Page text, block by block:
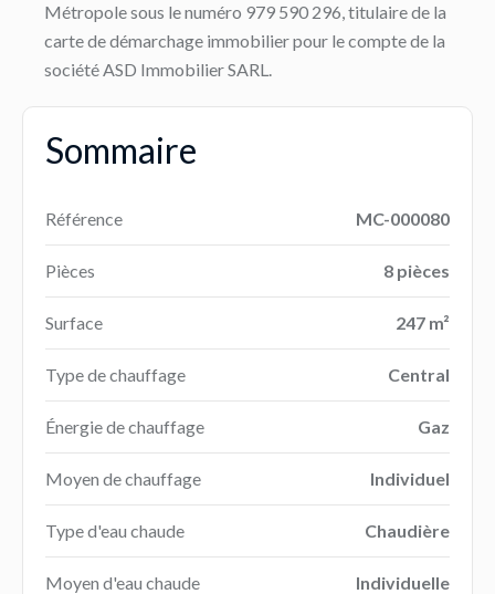
Métropole sous le numéro 979 590 296, titulaire de la
carte de démarchage immobilier pour le compte de la
société ASD Immobilier SARL.
Sommaire
Référence MC-000080
Pièces 8 pièces
Surface 247 m²
Type de chauffage Central
Énergie de chauffage Gaz
Moyen de chauffage Individuel
Type d'eau chaude Chaudière
Moyen d'eau chaude Individuelle